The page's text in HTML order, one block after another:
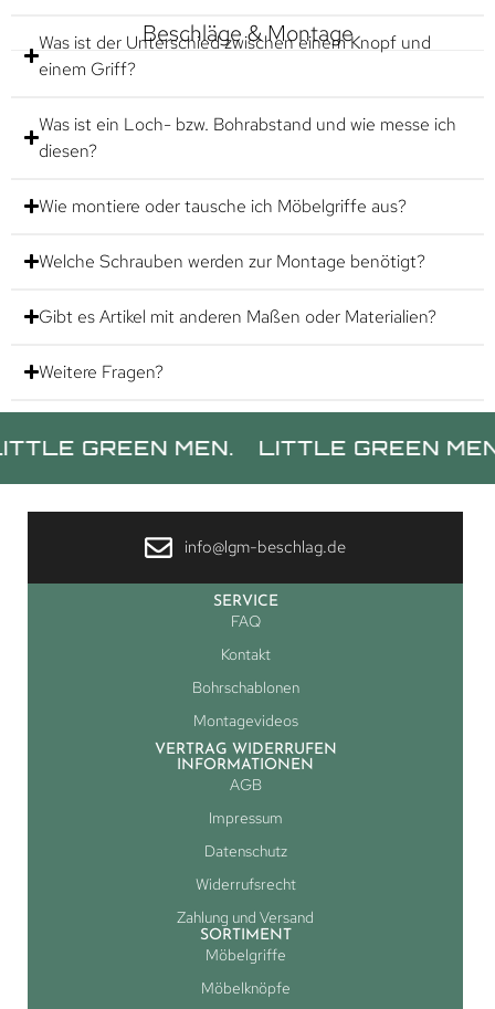
Beschläge & Montage
Was ist der Unterschied zwischen einem Knopf und
einem Griff?
Was ist ein Loch- bzw. Bohrabstand und wie messe ich
diesen?
Wie montiere oder tausche ich Möbelgriffe aus?
Welche Schrauben werden zur Montage benötigt?
Gibt es Artikel mit anderen Maßen oder Materialien?
Weitere Fragen?
GREEN MEN. LITTLE GREEN MEN.
info@lgm-beschlag.de
SERVICE
FAQ
Kontakt
Bohrschablonen
Montagevideos
VERTRAG WIDERRUFEN
INFORMATIONEN
AGB
Impressum
Datenschutz
Widerrufsrecht
Zahlung und Versand
SORTIMENT
Möbelgriffe
Möbelknöpfe